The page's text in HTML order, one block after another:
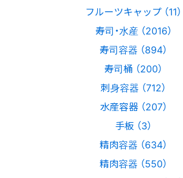
フルーツキャップ （11）
寿司・水産 （2016）
寿司容器 （894）
寿司桶 （200）
刺身容器 （712）
水産容器 （207）
手板 （3）
精肉容器 （634）
精肉容器 （550）